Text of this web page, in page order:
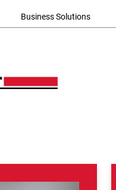
Business Solutions